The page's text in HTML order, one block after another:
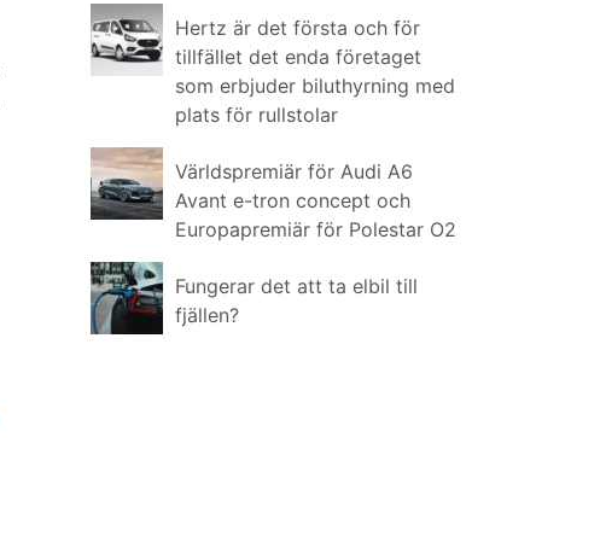
Hertz är det första och för
tillfället det enda företaget
som erbjuder biluthyrning med
plats för rullstolar
Världspremiär för Audi A6
Avant e-tron concept och
Europapremiär för Polestar O2
Fungerar det att ta elbil till
fjällen?